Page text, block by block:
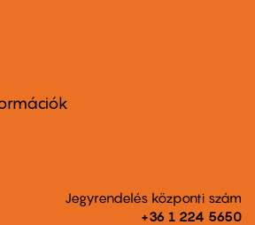
Jegyrendelés központi szám
+36 1 224 5650